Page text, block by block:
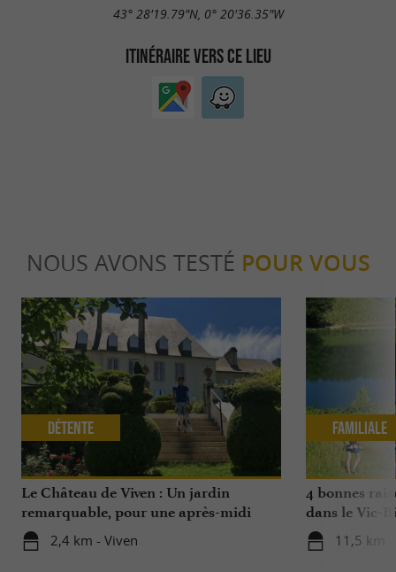
43° 28'19.79"N, 0° 20'36.35"W
ITINÉRAIRE VERS CE LIEU
NOUS AVONS TESTÉ POUR VOUS
Le Château de Viven : Un jardin
remarquable, pour une après-midi
exquise …
2,4 km - Viven
Détente
4 bonnes
dans le Vic-
11,5 km
Familiale